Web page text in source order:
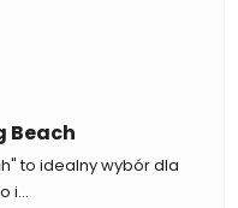
Beach
to idealny wybór dla
i...